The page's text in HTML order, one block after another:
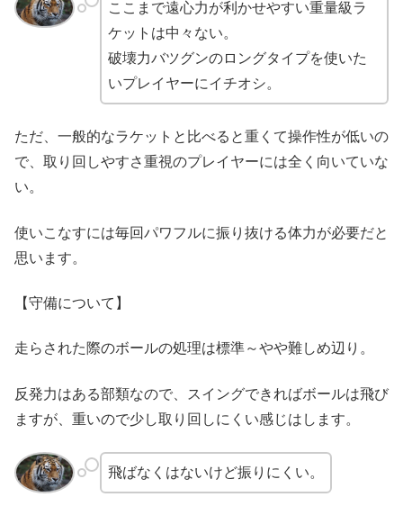
ここまで遠心力が利かせやすい重量級ラ
ケットは中々ない。
破壊力バツグンのロングタイプを使いた
いプレイヤーにイチオシ。
ただ、一般的なラケットと比べると重くて操作性が低いの
で、取り回しやすさ重視のプレイヤーには全く向いていな
い。
使いこなすには毎回パワフルに振り抜ける体力が必要だと
思います。
【守備について】
走らされた際のボールの処理は標準～やや難しめ辺り。
反発力はある部類なので、スイングできればボールは飛び
ますが、重いので少し取り回しにくい感じはします。
飛ばなくはないけど振りにくい。